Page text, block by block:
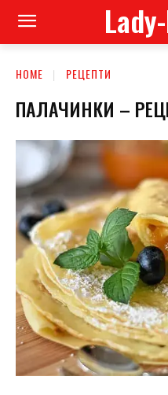
HOME РЕЦЕПТИ
ПАЛАЧИНКИ –